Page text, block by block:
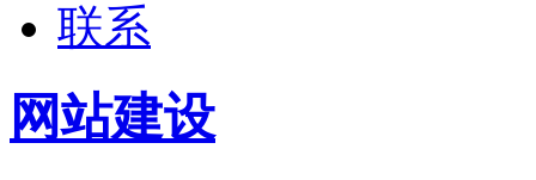
联系
网站建设